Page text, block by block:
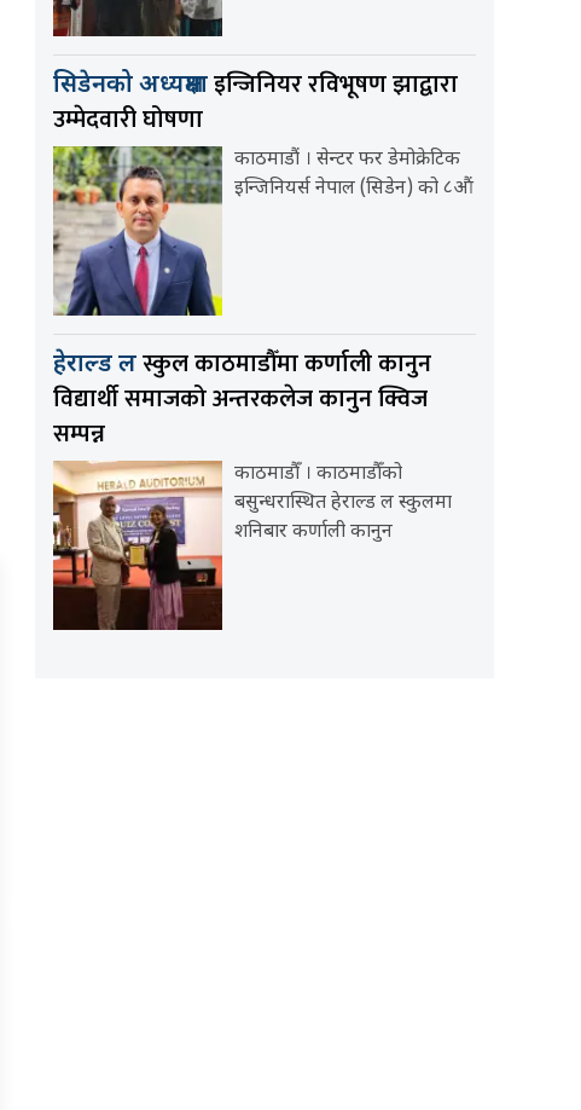
सिडेनको अध्यक्षमाइन्जिनियर रविभूषण झाद्वारा
उम्मेदवारी घोषणा
काठमाडौं । सेन्टर फर डेमोक्रेटिक
इन्जिनियर्स नेपाल (सिडेन) को ८औं
हेराल्ड लस्कुल काठमाडौँमा कर्णाली कानुन
विद्यार्थी समाजको अन्तरकलेज कानुन क्विज
सम्पन्न
काठमाडौँ । काठमाडौँको
बसुन्धरास्थित हेराल्ड ल स्कुलमा
शनिबार कर्णाली कानुन